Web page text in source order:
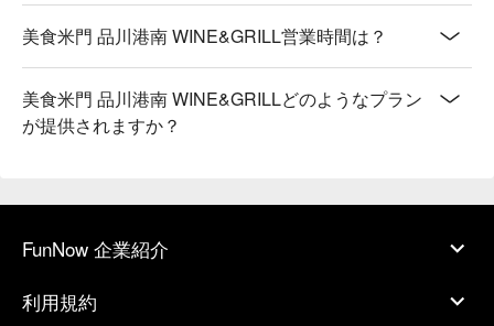
美食米門 品川港南 WINE&GRILL営業時間は？
美食米門 品川港南 WINE&GRILLどのようなプラン
が提供されますか？
FunNow 企業紹介
利用規約